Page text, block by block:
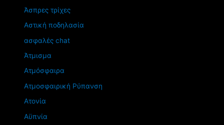
Άσπρες τρίχες
Αστική ποδηλασία
ασφαλές chat
Άτμισμα
Ατμόσφαιρα
Ατμοσφαιρική Ρύπανση
Ατονία
Αϋπνία